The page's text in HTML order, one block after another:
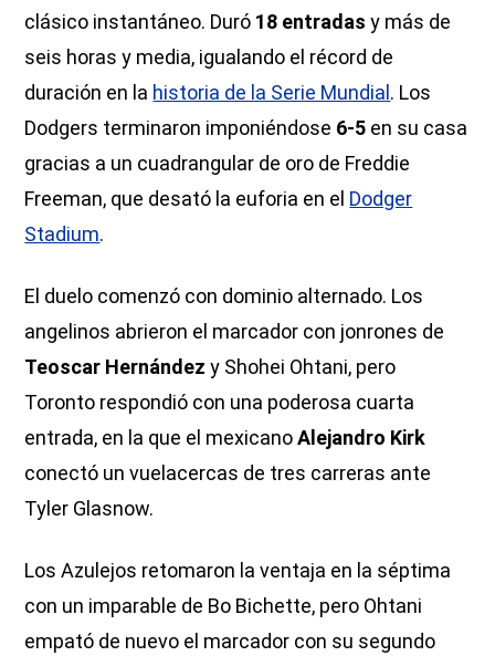
clásico instantáneo. Duró 18 entradas y más de
seis horas y media, igualando el récord de
duración en la historia de la Serie Mundial . Los
Dodgers terminaron imponiéndose 6-5 en su casa
gracias a un cuadrangular de oro de Freddie
Freeman, que desató la euforia en el Dodger
Stadium.
El duelo comenzó con dominio alternado. Los
angelinos abrieron el marcador con jonrones de
Teoscar Hernández y Shohei Ohtani, pero
Toronto respondió con una poderosa cuarta
entrada, en la que el mexicanoAlejandro Kirk
conectó un vuelacercas de tres carreras ante
Tyler Glasnow.
Los Azulejos retomaron la ventaja en la séptima
con un imparable de Bo Bichette, pero Ohtani
empató de nuevo el marcador con su segundo